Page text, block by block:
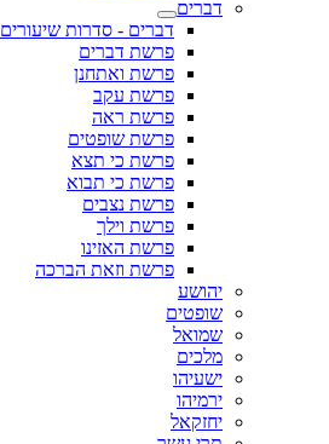
דברים
דברים - סדרות שיעורים
פרשת דברים
פרשת ואתחנן
פרשת עקב
פרשת ראה
פרשת שופטים
פרשת כי תצא
פרשת כי תבוא
פרשת נצבים
פרשת וילך
פרשת האזינו
פרשת וזאת הברכה
יהושע
שופטים
שמואל
מלכים
ישעיהו
ירמיהו
יחזקאל